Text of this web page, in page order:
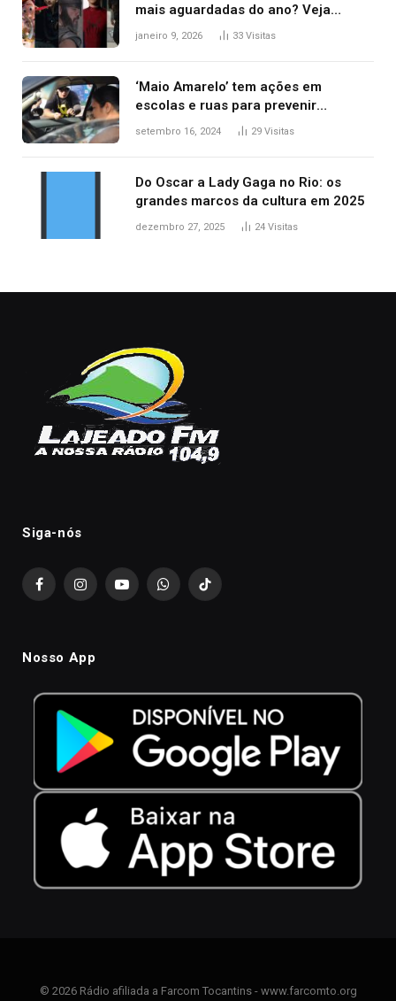
mais aguardadas do ano? Veja
principais lançamentos do cinema
janeiro 9, 2026 33 Visitas
‘Maio Amarelo’ tem ações em
escolas e ruas para prevenir
acidentes no trânsito no AP
setembro 16, 2024 29 Visitas
Do Oscar a Lady Gaga no Rio: os
grandes marcos da cultura em 2025
dezembro 27, 2025 24 Visitas
Siga-nós
FacebookInstagramYouTubeWhatsAppTikTok
Nosso App
© 2026 Rádio afiliada a Farcom Tocantins - www.farcomto.org